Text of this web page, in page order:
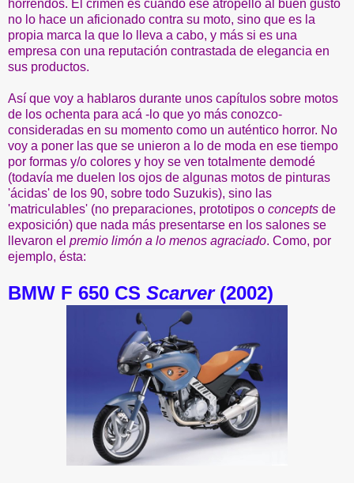
horrendos. El crimen es cuando ese atropello al buen gusto
no lo hace un aficionado contra su moto, sino que es la
propia marca la que lo lleva a cabo, y más si es una
empresa con una reputación contrastada de elegancia en
sus productos.
Así que voy a hablaros durante unos capítulos sobre motos
de los ochenta para acá -lo que yo más conozco-
consideradas en su momento como un auténtico horror. No
voy a poner las que se unieron a lo de moda en ese tiempo
por formas y/o colores y hoy se ven totalmente demodé
(todavía me duelen los ojos de algunas motos de pinturas
'ácidas' de los 90, sobre todo Suzukis), sino las
'matriculables' (no preparaciones, prototipos o concepts de
exposición) que nada más presentarse en los salones se
llevaron el premio limón a lo menos agraciado. Como, por
ejemplo, ésta:
BMW F 650 CS Scarver (2002)